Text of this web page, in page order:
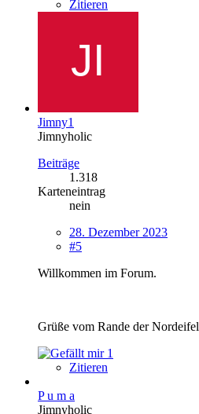
Zitieren
Jimny1
Jimnyholic
Beiträge
1.318
Karteneintrag
nein
28. Dezember 2023
#5
Willkommen im Forum.
Grüße vom Rande der Nordeifel
1
Zitieren
P u m a
Jimnyholic